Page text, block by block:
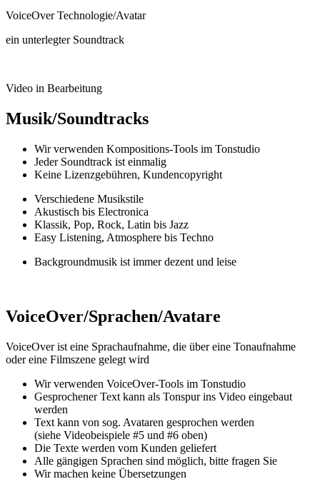
VoiceOver Technologie/Avatar
ein unterlegter Soundtrack
Video in Bearbeitung
Musik/Soundtracks
Wir verwenden Kompositions-Tools im Tonstudio
Jeder Soundtrack ist einmalig
Keine Lizenzgebühren, Kundencopyright
Verschiedene Musikstile
Akustisch bis Electronica
Klassik, Pop, Rock, Latin bis Jazz
Easy Listening, Atmosphere bis Techno
Backgroundmusik ist immer dezent und leise
VoiceOver/Sprachen/Avatare
VoiceOver ist eine Sprachaufnahme, die über eine Tonaufnahme
oder eine Filmszene gelegt wird
Wir verwenden VoiceOver-Tools im Tonstudio
Gesprochener Text kann als Tonspur ins Video eingebaut
werden
Text kann von sog. Avataren gesprochen werden
(siehe Videobeispiele #5 und #6 oben)
Die Texte werden vom Kunden geliefert
Alle gängigen Sprachen sind möglich, bitte fragen Sie
Wir machen keine Übersetzungen